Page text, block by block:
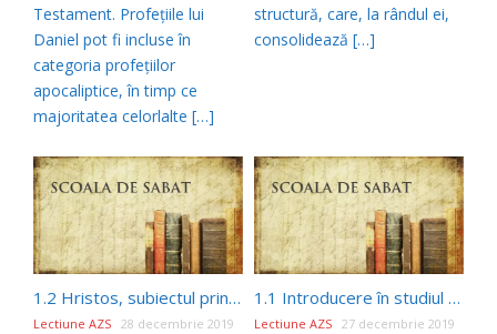
Testament. Profeţiile lui
Daniel pot fi incluse în
categoria profeţiilor
apocaliptice, în timp ce
majoritatea celorlalte […]
structură, care, la rândul ei,
consolidează […]
1.2 Hristos, subiectul principal al cărţii Daniel – (st1 De la citire la înţelegere)
Lectiune AZS 28 decembrie 2019
1.1 Introducere în studiul 1 – De la citire la înţelegere
Lectiune AZS 27 decembrie 2019